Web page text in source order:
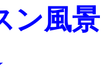
ン風景